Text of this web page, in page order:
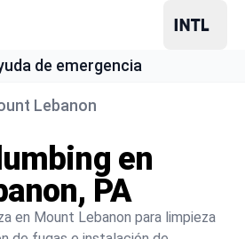
de emergencia
Lebanon
en
PA
en Mount Lebanon para limpieza